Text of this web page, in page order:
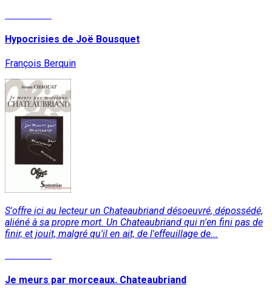
Hypocrisies de Joë Bousquet
François Berquin
S'offre ici au lecteur un Chateaubriand désoeuvré, dépossédé,
aliéné à sa propre mort. Un Chateaubriand qui n'en fini pas de
finir, et jouit, malgré qu'il en ait, de l'effeuillage de...
Je meurs par morceaux. Chateaubriand